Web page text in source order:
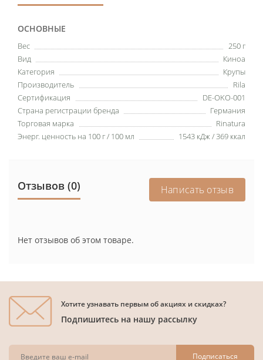
ОСНОВНЫЕ
Вес
250 г
Вид
Киноа
Категория
Крупы
Производитель
Rila
Сертификация
DE-OKO-001
Страна регистрации бренда
Германия
Торговая марка
Rinatura
Энерг. ценность на 100 г / 100 мл
1543 кДж / 369 ккал
Отзывов (0) Написать отзыв
Нет отзывов об этом товаре.
Хотите узнавать первым об акциях и скидках?
Подпишитесь на нашу рассылку
Подписаться